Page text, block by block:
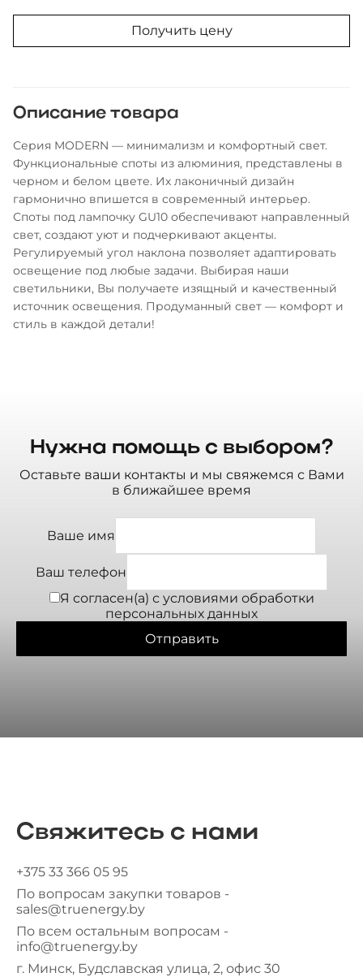
Получить цену
Описание товара
Серия MODERN — минимализм и комфортный свет.
Функциональные споты из алюминия, представлены в
черном и белом цвете. Их лаконичный дизайн
гармонично впишется в современный интерьер.
Споты под лампочку GU10 обеспечивают направленный
свет, создают уют и подчеркивают акценты.
Регулируемый угол наклона позволяет адаптировать
освещение под любые задачи. Выбирая наши
светильники, Вы получаете изящный и качественный
источник освещения. Продуманный свет — комфорт и
стиль в каждой детали!
Нужна помощь с выбором?
Оставьте ваши контакты и мы свяжемся с Вами
в ближайшее время
Ваше имя
Ваш телефон
Я согласен(а) с условиями обработки
персональных данных
Отправить
Свяжитесь с нами
+375 33 366 05 95
По вопросам закупки товаров -
sales@truenergy.by
По всем остальным вопросам -
info@truenergy.by
г. Минск, Будславская улица, 2, офис 30